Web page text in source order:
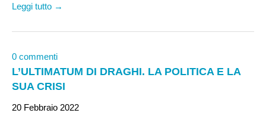
Leggi tutto →
0 commenti
L’ULTIMATUM DI DRAGHI. LA POLITICA E LA
SUA CRISI
20 Febbraio 2022